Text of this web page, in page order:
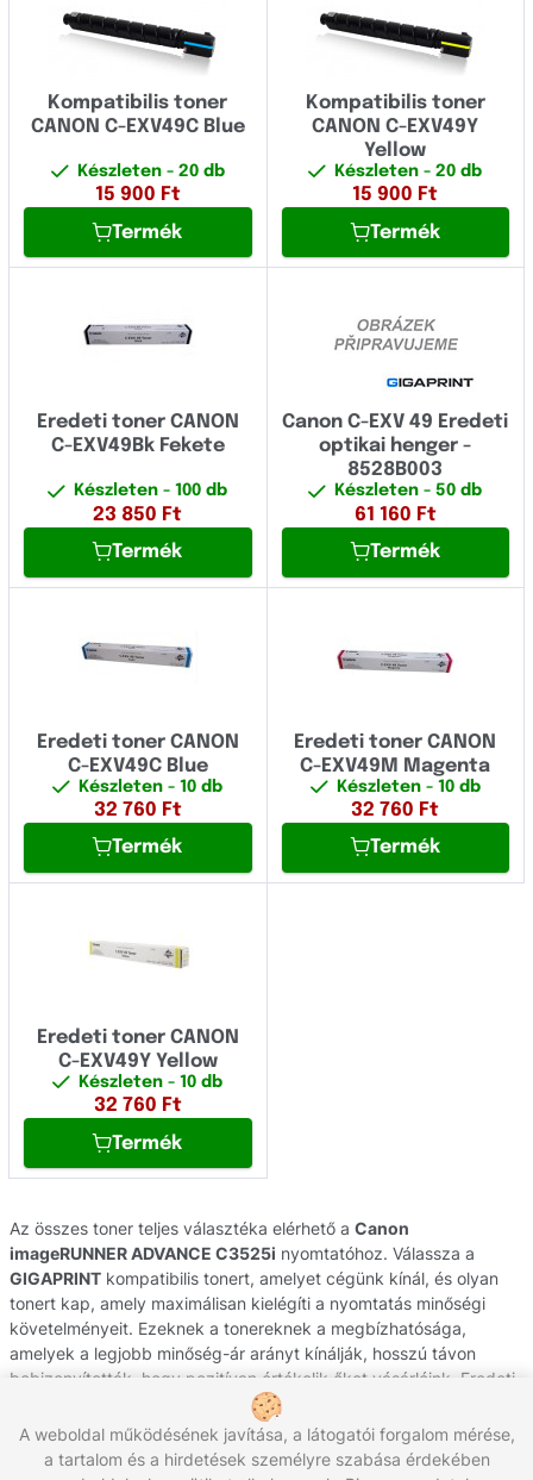
Kompatibilis toner
CANON C-EXV49C Blue
Készleten - 20 db
15 900 Ft
Termék
Kompatibilis toner
CANON C-EXV49Y
Yellow
Készleten- 20 db
15 900 Ft
Termék
Eredeti toner CANON
C-EXV49Bk Fekete
Készleten- 100 db
23 850 Ft
Termék
Canon C-EXV 49 Eredeti
optikai henger -
8528B003
Készleten- 50 db
61 160 Ft
Termék
Eredeti toner CANON
C-EXV49C Blue
Készleten- 10 db
32 760 Ft
Termék
Eredeti toner CANON
C-EXV49M Magenta
Készleten - 10 db
32 760 Ft
Termék
Eredeti toner CANON
C-EXV49Y Yellow
Készleten- 10 db
32 760 Ft
Termék
Az összes toner teljes választéka elérhető a Canon
imageRUNNER ADVANCE C3525i nyomtatóhoz. Válassza a
GIGAPRINT kompatibilis tonert, amelyet cégünk kínál, és olyan
tonert kap, amely maximálisan kielégíti a nyomtatás minőségi
követelményeit. Ezeknek a tonereknek a megbízhatósága,
amelyek a legjobb minőség-ár arányt kínálják, hosszú távon
bebizonyították, hogy pozitívan értékelik őket vásárlóink. Eredeti
gyártótól származnak, hivatalos csehországi
forgalmazással és eredetiség garanciával. Ha segítségre van
szüksége nyomtatójának kellékének kiválasztásához, forduljon
A weboldal működésének javítása, a látogatói forgalom mérése,
a tartalom és a hirdetések személyre szabása érdekében